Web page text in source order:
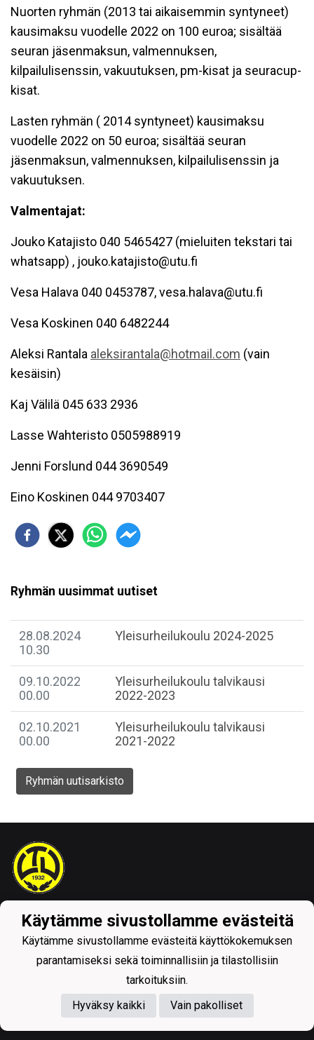
Nuorten ryhmän (2013 tai aikaisemmin syntyneet)
kausimaksu vuodelle 2022 on 100 euroa; sisältää
seuran jäsenmaksun, valmennuksen,
kilpailulisenssin, vakuutuksen, pm-kisat ja seuracup-
kisat.
Lasten ryhmän ( 2014 syntyneet) kausimaksu
vuodelle 2022 on 50 euroa; sisältää seuran
jäsenmaksun, valmennuksen, kilpailulisenssin ja
vakuutuksen.
Valmentajat:
Jouko Katajisto 040 5465427 (mieluiten tekstari tai
whatsapp) , jouko.katajisto@utu.fi
Vesa Halava 040 0453787, vesa.halava@utu.fi
Vesa Koskinen 040 6482244
Aleksi Rantala aleksirantala@hotmail.com (vain
kesäisin)
Kaj Välilä 045 633 2936
Lasse Wahteristo 0505988919
Jenni Forslund 044 3690549
Eino Koskinen 044 9703407
Ryhmän uusimmat uutiset
28.08.2024
10.30
Yleisurheilukoulu 2024-2025
09.10.2022
00.00
Yleisurheilukoulu talvikausi
2022-2023
02.10.2021
00.00
Yleisurheilukoulu talvikausi
2021-2022
Ryhmän uutisarkisto
Tietosuojaseloste
Powered by
Käytämme sivustollamme evästeitä
Käytämme sivustollamme evästeitä käyttökokemuksen
parantamiseksi sekä toiminnallisiin ja tilastollisiin
tarkoituksiin.
Hyväksy kaikki
Vain pakolliset